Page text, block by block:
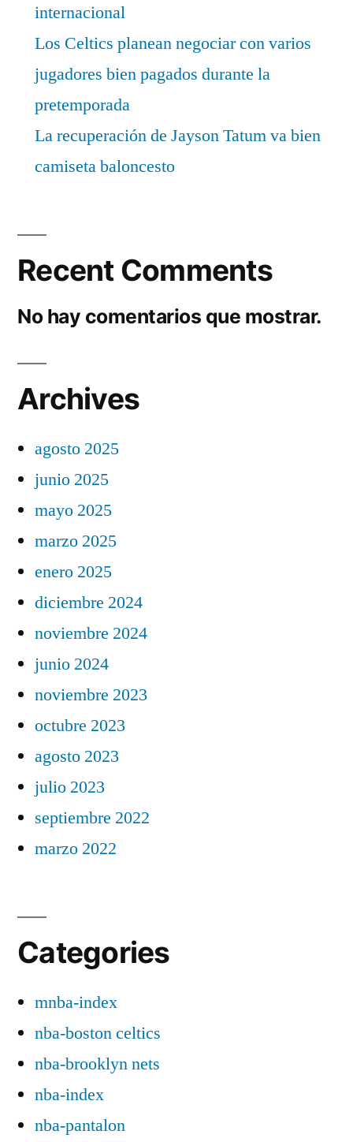
internacional
Los Celtics planean negociar con varios
jugadores bien pagados durante la
pretemporada
La recuperación de Jayson Tatum va bien
camiseta baloncesto
Recent Comments
No hay comentarios que mostrar.
Archives
agosto 2025
junio 2025
mayo 2025
marzo 2025
enero 2025
diciembre 2024
noviembre 2024
junio 2024
noviembre 2023
octubre 2023
agosto 2023
julio 2023
septiembre 2022
marzo 2022
Categories
mnba-index
nba-boston celtics
nba-brooklyn nets
nba-index
nba-pantalon